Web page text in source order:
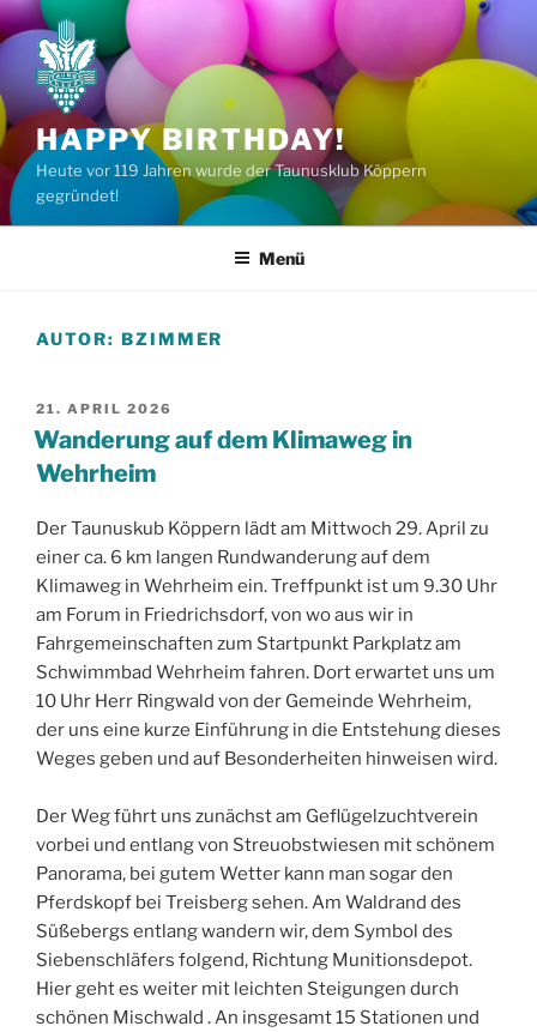
Zum
Inhalt
springen
HAPPY BIRTHDAY!
Heute vor 119 Jahren wurde der Taunusklub Köppern
gegründet!
Menü
AUTOR: BZIMMER
VERÖFFENTLICHT
AM
21. APRIL 2026
Wanderung auf dem Klimaweg in
Wehrheim
Der Taunuskub Köppern lädt am Mittwoch 29. April zu
einer ca. 6 km langen Rundwanderung auf dem
Klimaweg in Wehrheim ein. Treffpunkt ist um 9.30 Uhr
am Forum in Friedrichsdorf, von wo aus wir in
Fahrgemeinschaften zum Startpunkt Parkplatz am
Schwimmbad Wehrheim fahren. Dort erwartet uns um
10 Uhr Herr Ringwald von der Gemeinde Wehrheim,
der uns eine kurze Einführung in die Entstehung dieses
Weges geben und auf Besonderheiten hinweisen wird.
Der Weg führt uns zunächst am Geflügelzuchtverein
vorbei und entlang von Streuobstwiesen mit schönem
Panorama, bei gutem Wetter kann man sogar den
Pferdskopf bei Treisberg sehen. Am Waldrand des
Süßebergs entlang wandern wir, dem Symbol des
Siebenschläfers folgend, Richtung Munitionsdepot.
Hier geht es weiter mit leichten Steigungen durch
schönen Mischwald . An insgesamt 15 Stationen und